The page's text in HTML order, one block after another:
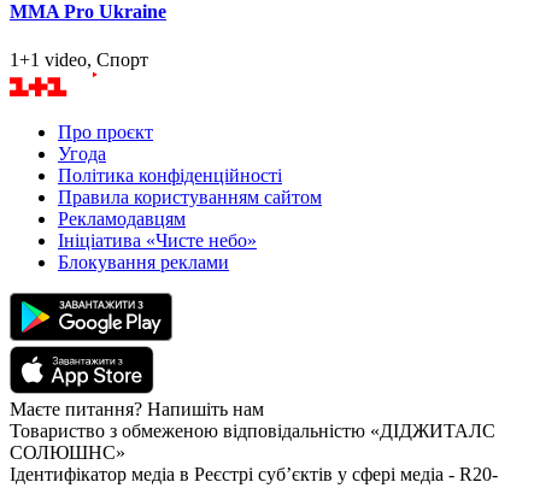
MMA Pro Ukraine
1+1 video, Спорт
Про проєкт
Угода
Політика конфіденційності
Правила користуванням сайтом
Рекламодавцям
Ініціатива «Чисте небо»
Блокування реклами
Маєте питання? Напишіть нам
Товариство з обмеженою відповідальністю «ДІДЖИТАЛС
СОЛЮШНС»
Ідентифікатор медіа в Реєстрі суб’єктів у сфері медіа - R20-